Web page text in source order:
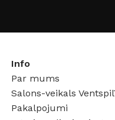
Info
Par mums
Salons-veikals
Pakalpojumi